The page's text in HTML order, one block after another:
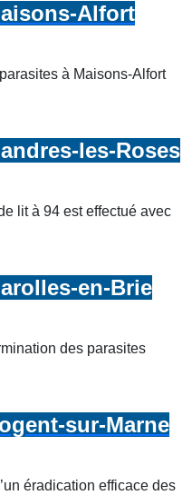
Alfort
à Maisons-Alfort
les-Roses
lit à 94 est effectué avec
en-Brie
des parasites
sur-Marne
éradication efficace des